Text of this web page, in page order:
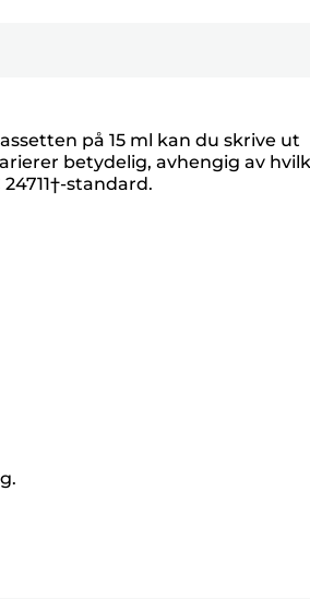
på 15 ml kan du skrive ut
betydelig, avhengig av
standard.